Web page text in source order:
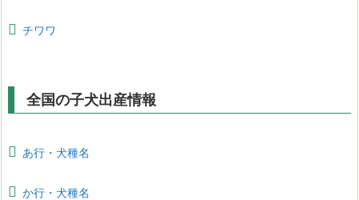
チワワ
全国の子犬出産情報
あ行・犬種名
か行・犬種名